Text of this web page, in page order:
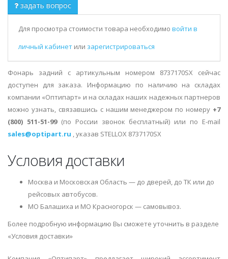
задать вопрос
Для просмотра стоимости товара необходимо войти в
личный кабинет или зарегистрироваться
Фонарь задний с артикульным номером 8737170SX сейчас
доступен для заказа. Информацию по наличию на складах
компании «Оптипарт» и на складах наших надежных партнеров
можно узнать, связавшись с нашим менеджером по номеру +7
(800) 511-51-99(по России звонок бесплатный) или по E-mail
sales@optipart.ru , указав STELLOX 8737170SX
Условия доставки
Москва и Московская Область — до дверей, до ТК или до
рейсовых автобусов.
МО Балашиха и МО Красногорск — самовывоз.
Более подробную информацию Вы сможете уточнить в разделе
«Условия доставки»